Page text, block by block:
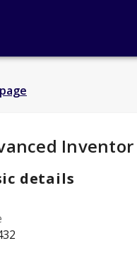
Details:
details